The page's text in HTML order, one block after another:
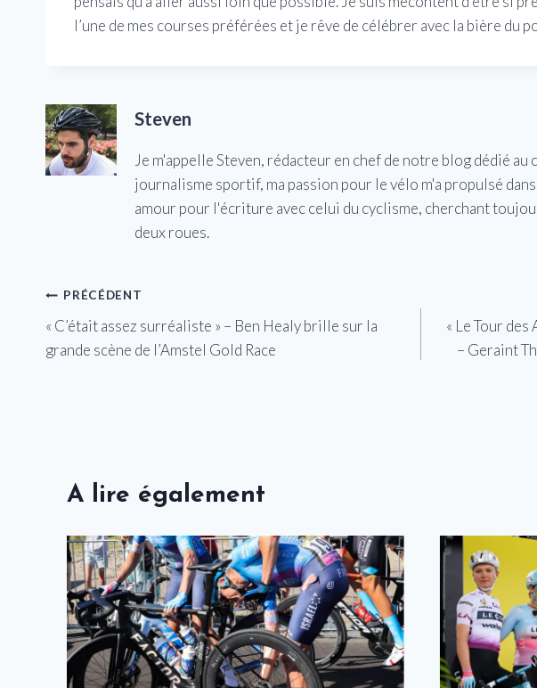
l’une de mes courses préférées et je rêve de célébrer avec la bière du
Steven
Je m'appelle Steven, rédacteur en chef de notre blog dédié au
journalisme sportif, ma passion pour le vélo m'a propulsé
amour pour l'écriture avec celui du cyclisme, cherchant
deux roues.
Navigation
de
PRÉCÉDENT
« C’était assez surréaliste » – Ben Healy brille sur la
grande scène de l’Amstel Gold Race
« Le Tour des
– Geraint
A lire également